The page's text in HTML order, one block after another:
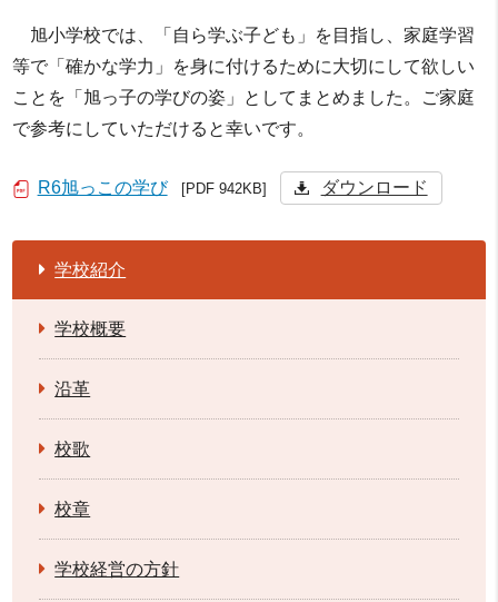
旭小学校では、「自ら学ぶ子ども」を目指し、家庭学習
等で「確かな学力」を身に付けるために大切にして欲しい
ことを「旭っ子の学びの姿」としてまとめました。ご家庭
で参考にしていただけると幸いです。
R6旭っこの学び [PDF 942KB] ダウンロード
学校紹介
学校概要
沿革
校歌
校章
学校経営の方針